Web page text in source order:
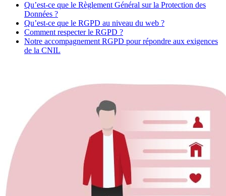
Qu’est-ce que le Règlement Général sur la Protection des
Données ?
Qu’est-ce que le RGPD au niveau du web ?
Comment respecter le RGPD ?
Notre accompagnement RGPD pour répondre aux exigences
de la CNIL